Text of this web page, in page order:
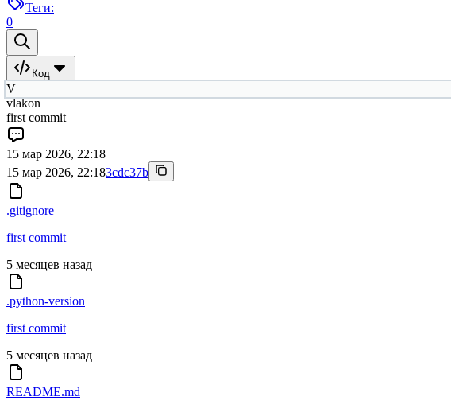
Теги:
0
Код
V
vlakon
first commit
15 мар 2026, 22:18
15 мар 2026, 22:183cdc37b
.gitignore
first commit
5 месяцев назад
.python-version
first commit
5 месяцев назад
README.md